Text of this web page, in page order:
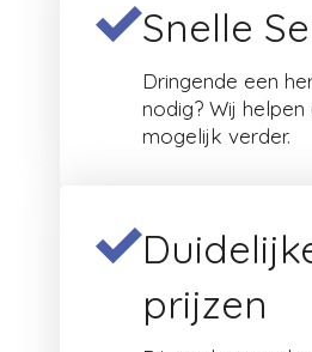
Snelle
Dringende een
nodig? Wij helpen
mogelijk verder.
prijzen